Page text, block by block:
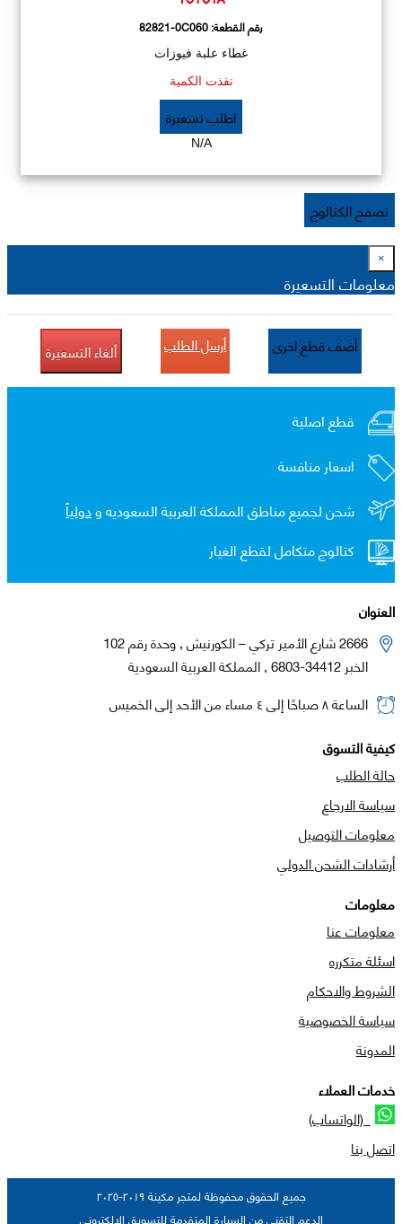
رقم القطعة:82821-0C060
غطاء علبة فيوزات
نفذت الكمية
اطلب تسعيرة
N/A
تصفح الكتالوج
×
معلومات التسعيرة
أضف قطع اخرى أرسل الطلب ألغاء التسعيرة
قطع اصلية
اسعار منافسة
شحن لجميع مناطق المملكة العربية السعوديه ودولياً
كتالوج متكامل لقطع الغيار
العنوان
2666 شارع الأمير تركي – الكورنيش , وحدة رقم 102
الخبر 34412-6803 , المملكة العربية السعودية
الساعة ٨ صباحًا إلى ٤ مساء من الأحد إلى الخميس
كيفية التسوق
حالة الطلب
سياسة الارجاع
معلومات التوصيل
أرشادات الشحن الدولي
معلومات
معلومات عنا
اسئلة متكرره
الشروط والاحكام
سياسة الخصوصية
المدونة
خدمات العملاء
(الواتساب)
اتصل بنا
جميع الحقوق محفوظة لمتجر مكينة ٢٠١٩-٢٠٢٥
الدعم التقني من السيارة المتقدمة للتسويق الالكتروني